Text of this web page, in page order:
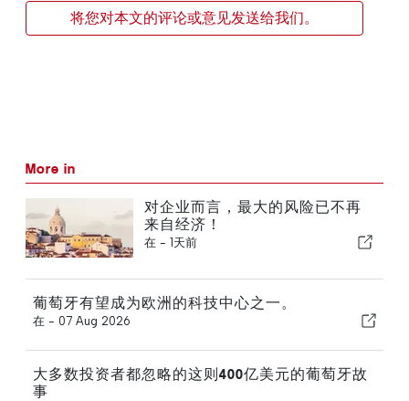
将您对本文的评论或意见发送给我们。
More in
对企业而言，最大的风险已不再
来自经济！
在 - 1天前
葡萄牙有望成为欧洲的科技中心之一。
在 - 07 Aug 2026
大多数投资者都忽略的这则400亿美元的葡萄牙故
事